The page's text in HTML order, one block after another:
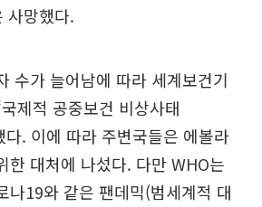
사망했다.
수가 늘어남에 따라 세계보건기
제적 공중보건 비상사태
다. 이에 따라 주변국들은 에볼라
한 대처에 나섰다. 다만 WHO는
나19와 같은 팬데믹(범세계적 대